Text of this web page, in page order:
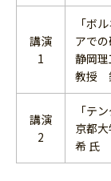
講演
1
「ボ
アでの
静岡
教授
講演
2
「テ
京都
希 氏